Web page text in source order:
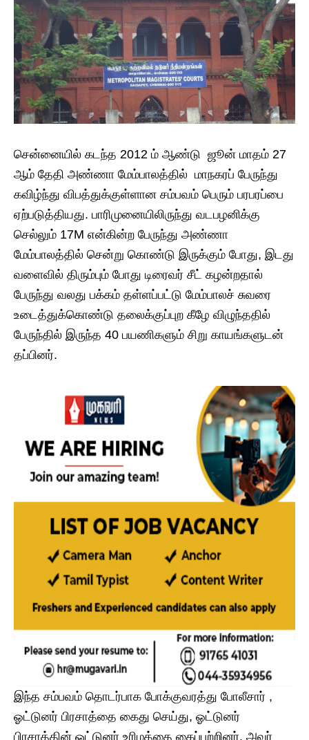
சென்னையில் கடந்த 2012 ம் ஆண்டு ஜூன் மாதம் 27
ஆம் தேதி அண்ணா மேம்பாலத்தில் மாநகரப் பேருந்து
கவிழ்ந்து விபத்துக்குள்ளான சம்பவம் பெரும் பரபரப்பை
ஏற்படுத்தியது. பாரிமுனையிலிருந்து வடபழனிக்கு
செல்லும் 17M என்கின்ற பேருந்து அண்ணா
மேம்பாலத்தில் சென்று கொண்டு இருக்கும் போது, இடது
வளைவில் திரும்பும் போது டிரைவர் சீட் கழன்றதால்
பேருந்து வலது பக்கம் தள்ளப்பட்டு மேம்பாலச் சுவரை
உடைத்துக்கொண்டு தலைக்குப்புற கீழே விழுந்ததில்
பேருந்தில் இருந்த 40 பயணிகளும் சிறு காயங்களுடன்
தப்பினர்.
இந்த சம்பவம் தொடர்பாக போக்குவரத்து போலீசார் ,
ஓட்டுனர் பிரசாத்தை கைது செய்து, ஓட்டுனர்
பிரசாத்தின் ஓட்டுனர் உரிமத்தை கைப்பற்றினர். அவர்